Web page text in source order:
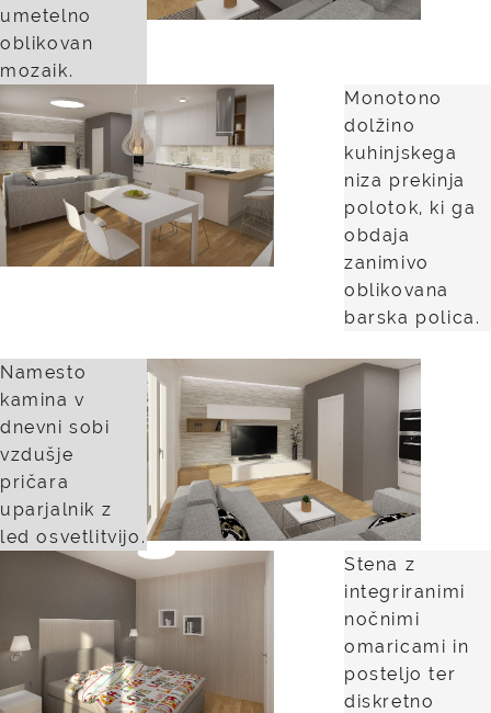
umetelno
oblikovan
mozaik.
Monotono
dolžino
kuhinjskega
niza prekinja
polotok, ki ga
obdaja
zanimivo
oblikovana
barska polica.
Namesto
kamina v
dnevni sobi
vzdušje
pričara
uparjalnik z
led osvetlitvijo.
Stena z
integriranimi
nočnimi
omaricami in
posteljo ter
diskretno